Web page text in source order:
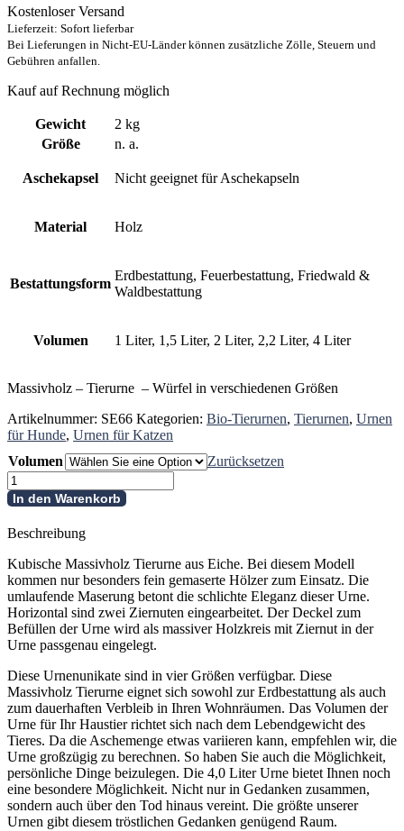
299,00 €
Kostenloser Versand
Lieferzeit: Sofort lieferbar
Bei Lieferungen in Nicht-EU-Länder können zusätzliche Zölle, Steuern und
Gebühren anfallen.
Kauf auf Rechnung möglich
Gewicht
2 kg
Größe
n. a.
Aschekapsel Nicht geeignet für Aschekapseln
Material Holz
Bestattungsform
Erdbestattung, Feuerbestattung, Friedwald &
Waldbestattung
Volumen 1 Liter, 1,5 Liter, 2 Liter, 2,2 Liter, 4 Liter
Massivholz – Tierurne – Würfel in verschiedenen Größen
Artikelnummer: SE66 Kategorien: Bio-Tierurnen, Tierurnen, Urnen
für Hunde, Urnen für Katzen
Volumen
Zurücksetzen
Massivholz
Tierurne
aus
Eichenholz
Menge
In den Warenkorb
Beschreibung
Kubische Massivholz Tierurne aus Eiche. Bei diesem Modell
kommen nur besonders fein gemaserte Hölzer zum Einsatz. Die
umlaufende Maserung betont die schlichte Eleganz dieser Urne.
Horizontal sind zwei Ziernuten eingearbeitet. Der Deckel zum
Befüllen der Urne wird als massiver Holzkreis mit Ziernut in der
Urne passgenau eingelegt.
Diese Urnenunikate sind in vier Größen verfügbar. Diese
Massivholz Tierurne eignet sich sowohl zur Erdbestattung als auch
zum dauerhaften Verbleib in Ihren Wohnräumen. Das Volumen der
Urne für Ihr Haustier richtet sich nach dem Lebendgewicht des
Tieres. Da die Aschemenge etwas variieren kann, empfehlen wir, die
Urne großzügig zu berechnen. So haben Sie auch die Möglichkeit,
persönliche Dinge beizulegen. Die 4,0 Liter Urne bietet Ihnen noch
eine besondere Möglichkeit. Nicht nur in Gedanken zusammen,
sondern auch über den Tod hinaus vereint. Die größte unserer
Urnen gibt diesem tröstlichen Gedanken genügend Raum.